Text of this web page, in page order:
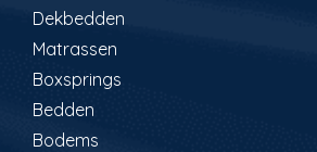
Dekbedden
Matrassen
Boxsprings
Bedden
Bodems